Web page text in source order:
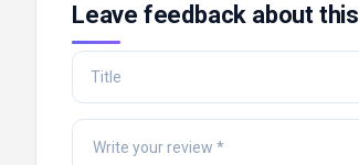
Leave feedback about this